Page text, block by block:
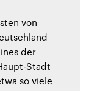
von
der
Stadt
so viele